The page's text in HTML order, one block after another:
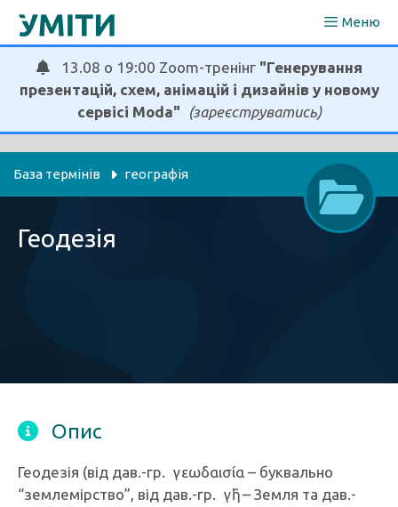
Перейти
Меню
13.08 о 19:00 Zoom-тренінг "Генерування
презентацій, схем, анімацій і дизайнів у новому
сервісі Moda"
(зареєструватись)
База термінів географія
Геодезія
Опис
Геодезія (від дав.-гр. γεωδαισία – буквально
“землемірство”, від дав.-гр. γῆ' – Земля та дав.-